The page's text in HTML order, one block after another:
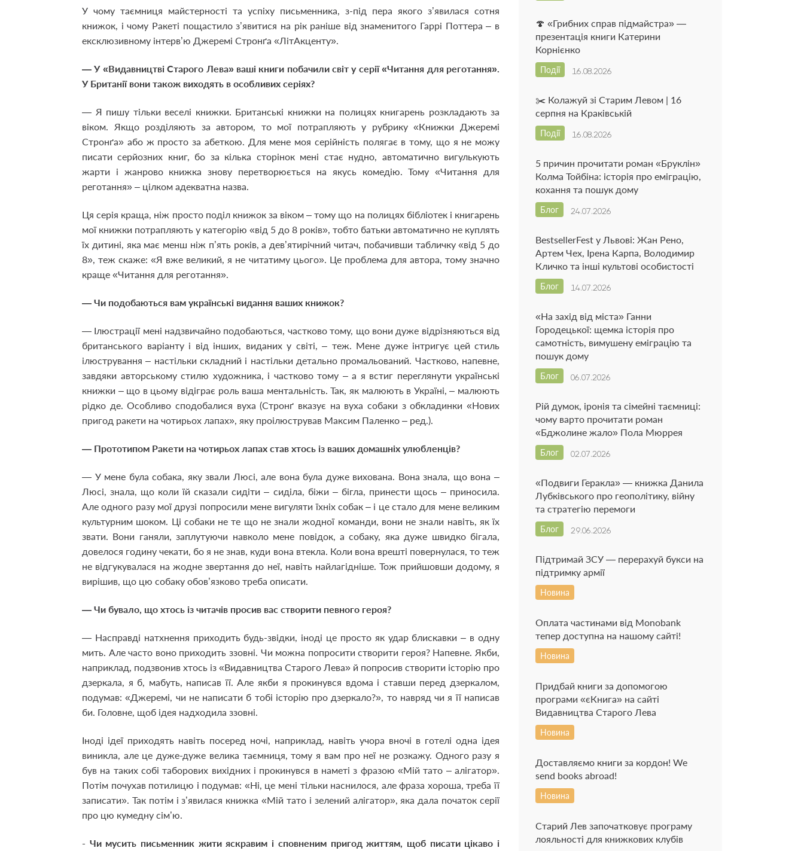
У чому таємниця майстерності та успіху письменника, з-під пера якого з’явилася сотня
книжок, і чому Ракеті пощастило з’явитися на рік раніше від знаменитого Гаррі Поттера – в
ексклюзивному інтерв’ю Джеремі Стронґа «ЛітАкценту».
— У «Видавництві Старого Лева» ваші книги побачили світ у серії «Читання для реготання».
У Британії вони також виходять в особливих серіях?
— Я пишу тільки веселі книжки. Британські книжки на полицях книгарень розкладають за
віком. Якщо розділяють за автором, то мої потрапляють у рубрику «Книжки Джеремі
Стронґа» або ж просто за абеткою. Для мене моя серійність полягає в тому, що я не можу
писати серйозних книг, бо за кілька сторінок мені стає нудно, автоматично вигулькують
жарти і жанрово книжка знову перетворюється на якусь комедію. Тому «Читання для
реготання» – цілком адекватна назва.
Ця серія краща, ніж просто поділ книжок за віком – тому що на полицях бібліотек і книгарень
мої книжки потрапляють у категорію «від 5 до 8 років», тобто батьки автоматично не куплять
їх дитині, яка має менш ніж п’ять років, а дев’ятирічний читач, побачивши табличку «від 5 до
8», теж скаже: «Я вже великий, я не читатиму цього». Це проблема для автора, тому значно
краще «Читання для реготання».
— Чи подобаються вам українські видання ваших книжок?
— Ілюстрації мені надзвичайно подобаються, частково тому, що вони дуже відрізняються від
британського варіанту і від інших, виданих у світі, – теж. Мене дуже інтригує цей стиль
ілюстрування – настільки складний і настільки детально промальований. Частково, напевне,
завдяки авторському стилю художника, і частково тому – а я встиг переглянути українські
книжки – що в цьому відіграє роль ваша ментальність. Так, як малюють в Україні, – малюють
рідко де. Особливо сподобалися вуха (Стронґ вказує на вуха собаки з обкладинки «Нових
пригод ракети на чотирьох лапах», яку проілюстрував Максим Паленко – ред.).
— Прототипом Ракети на чотирьох лапах став хтось із ваших домашніх улюбленців?
— У мене була собака, яку звали Люсі, але вона була дуже вихована. Вона знала, що вона –
Люсі, знала, що коли їй сказали сидіти – сиділа, біжи – бігла, принести щось – приносила.
Але одного разу мої друзі попросили мене вигуляти їхніх собак – і це стало для мене великим
культурним шоком. Ці собаки не те що не знали жодної команди, вони не знали навіть, як їх
звати. Вони ганяли, заплутуючи навколо мене повідок, а собаку, яка дуже швидко бігала,
довелося годину чекати, бо я не знав, куди вона втекла. Коли вона врешті повернулася, то теж
не відгукувалася на жодне звертання до неї, навіть найлагідніше. Тож прийшовши додому, я
вирішив, що цю собаку обов’язково треба описати.
— Чи бувало, що хтось із читачів просив вас створити певного героя?
— Насправді натхнення приходить будь-звідки, іноді це просто як удар блискавки – в одну
мить. Але часто воно приходить ззовні. Чи можна попросити створити героя? Напевне. Якби,
наприклад, подзвонив хтось із «Видавництва Старого Лева» й попросив створити історію про
дзеркала, я б, мабуть, написав її. Але якби я прокинувся вдома і ставши перед дзеркалом,
подумав: «Джеремі, чи не написати б тобі історію про дзеркало?», то навряд чи я її написав
би. Головне, щоб ідея надходила ззовні.
Іноді ідеї приходять навіть посеред ночі, наприклад, навіть учора вночі в готелі одна ідея
виникла, але це дуже-дуже велика таємниця, тому я вам про неї не розкажу. Одного разу я
був на таких собі таборових вихідних і прокинувся в наметі з фразою «Мій тато – алігатор».
Потім почухав потилицю і подумав: «Ні, це мені тільки наснилося, але фраза хороша, треба її
записати». Так потім і з’явилася книжка «Мій тато і зелений алігатор», яка дала початок серії
про цю кумедну сім’ю.
- Чи мусить письменник жити яскравим і сповненим пригод життям, щоб писати цікаво і
🍄 «Грибних справ підмайстра» —
презентація книги Катерини
Корнієнко
16.08.2026
Події
✂️ Колажуй зі Старим Левом | 16
серпня на Краківській
16.08.2026
Події
5 причин прочитати роман «Бруклін»
Колма Тойбіна: історія про еміграцію,
кохання та пошук дому
24.07.2026
Блог
BestsellerFest у Львові: Жан Рено,
Артем Чех, Ірена Карпа, Володимир
Кличко та інші культові особистості
14.07.2026
Блог
«На захід від міста» Ганни
Городецької: щемка історія про
самотність, вимушену еміграцію та
пошук дому
06.07.2026
Блог
Рій думок, іронія та сімейні таємниці:
чому варто прочитати роман
«Бджолине жало» Пола Мюррея
02.07.2026
Блог
«Подвиги Геракла» — книжка Данила
Лубківського про геополітику, війну
та стратегію перемоги
29.06.2026
Блог
Підтримай ЗСУ — перерахуй букси на
підтримку армії
Новина
Оплата частинами від Monobank
тепер доступна на нашому сайті!
Новина
Придбай книги за допомогою
програми «єКнига» на сайті
Видавництва Старого Лева
Новина
Доставляємо книги за кордон! We
send books abroad!
Новина
Старий Лев започатковує програму
лояльності для книжкових клубів